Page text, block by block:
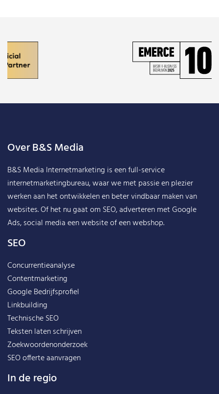
Over B&S Media
B&S Media Internetmarketing is een full-service
internetmarketingbureau, waar we met passie en plezier
werken aan het ontwikkelen en beter vindbaar maken van
websites. Of het nu gaat om SEO, adverteren met Google
Ads, social media een website of een webshop.
SEO
Concurrentieanalyse
Contentmarketing
Google Bedrijfsprofiel
Linkbuilding
Technische SEO
Teksten laten schrijven
Zoekwoordenonderzoek
SEO offerte aanvragen
In de regio